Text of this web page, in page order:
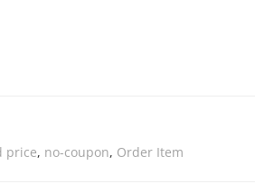
price, no-coupon, Order Item